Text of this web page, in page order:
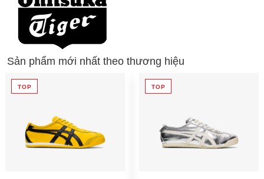
Sản phẩm mới nhất theo thương hiệu
TOP TOP